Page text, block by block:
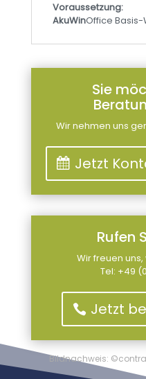
Voraussetzung:
AkuWinOffice Basis-
Sie
Wir nehmen uns
Jetzt
Rufen
Wir freuen
Tel: +49
Jetzt
Bildnachweis: